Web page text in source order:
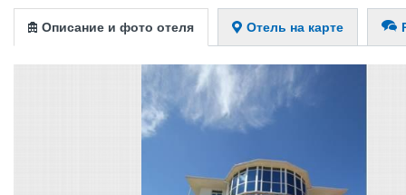
Описание и фото отеля Отель на карте